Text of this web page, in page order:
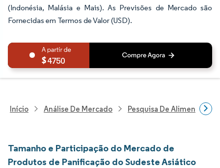
(Indonésia, Malásia e Mais). As Previsões de Mercado são
Fornecidas em Termos de Valor (USD).
4750
Início Análise De Mercado Pesquisa De Alimentos E
Tamanho e Participação do Mercado de
Produtos de Panificação do Sudeste Asiático